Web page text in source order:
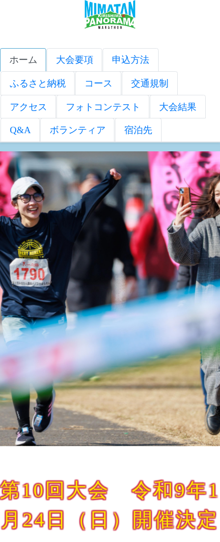
ホーム 大会要項 申込方法
ふるさと納税 コース 交通規制
アクセス フォトコンテスト 大会結果
Q&A ボランティア 宿泊先
第10回大会 令和9年1
月24日（日）開催決定